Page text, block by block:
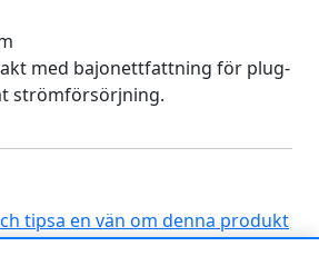
med bajonettfattning för plug-
strömförsörjning.
tipsa en vän om denna produkt